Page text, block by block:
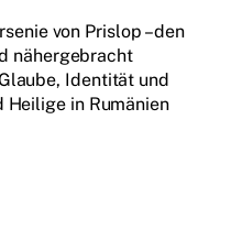
von Prislop – den
nähergebracht
Identität und
Heilige in Rumänien